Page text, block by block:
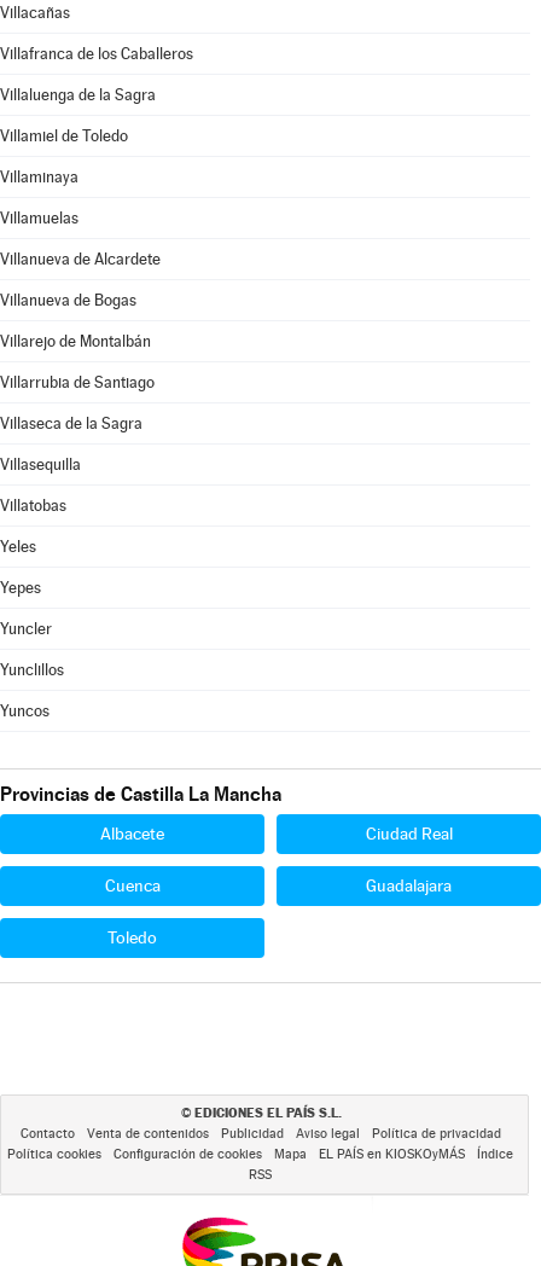
Villacañas
Villafranca de los Caballeros
Villaluenga de la Sagra
Villamiel de Toledo
Villaminaya
Villamuelas
Villanueva de Alcardete
Villanueva de Bogas
Villarejo de Montalbán
Villarrubia de Santiago
Villaseca de la Sagra
Villasequilla
Villatobas
Yeles
Yepes
Yuncler
Yunclillos
Yuncos
Provincias de Castilla La Mancha
Albacete Ciudad Real
Cuenca Guadalajara
Toledo
© EDICIONES EL PAÍS S.L.
Contacto Venta de contenidos Publicidad Aviso legal
Política de privacidad
Política cookies
Configuración de cookies Mapa EL PAÍS en KIOSKOyMÁS
Índice
RSS